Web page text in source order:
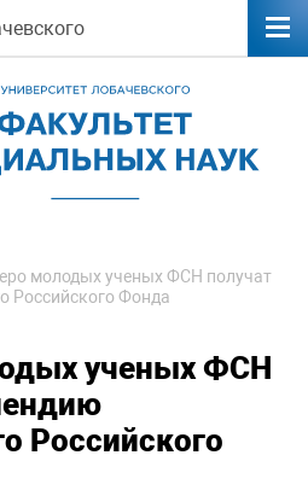
молодых ученых ФСН получат
Российского Фонда
ученых ФСН
Российского